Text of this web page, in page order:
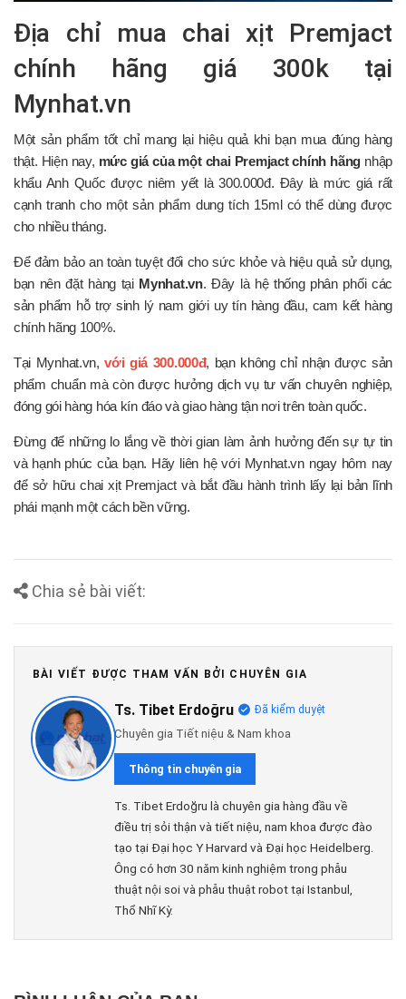
Địa chỉ mua chai xịt Premjact
chính hãng giá 300k tại
Mynhat.vn
Một sản phẩm tốt chỉ mang lại hiệu quả khi bạn mua đúng hàng
thật. Hiện nay, mức giá của một chai Premjact chính hãng nhập
khẩu Anh Quốc được niêm yết là 300.000đ. Đây là mức giá rất
cạnh tranh cho một sản phẩm dung tích 15ml có thể dùng được
cho nhiều tháng.
Để đảm bảo an toàn tuyệt đối cho sức khỏe và hiệu quả sử dụng,
bạn nên đặt hàng tại Mynhat.vn. Đây là hệ thống phân phối các
sản phẩm hỗ trợ sinh lý nam giới uy tín hàng đầu, cam kết hàng
chính hãng 100%.
Tại Mynhat.vn,với giá 300.000đ, bạn không chỉ nhận được sản
phẩm chuẩn mà còn được hưởng dịch vụ tư vấn chuyên nghiệp,
đóng gói hàng hóa kín đáo và giao hàng tận nơi trên toàn quốc.
Đừng để những lo lắng về thời gian làm ảnh hưởng đến sự tự tin
và hạnh phúc của bạn. Hãy liên hệ với Mynhat.vn ngay hôm nay
để sở hữu chai xịt Premjact và bắt đầu hành trình lấy lại bản lĩnh
phái mạnh một cách bền vững.
Chia sẻ bài viết:
BÀI VIẾT ĐƯỢC THAM VẤN BỞI CHUYÊN GIA
Ts. Tibet Erdoğru Đã kiểm duyệt
Chuyên gia Tiết niệu & Nam khoa
Thông tin chuyên gia
Ts. Tibet Erdoğru là chuyên gia hàng đầu về
điều trị sỏi thận và tiết niệu, nam khoa được đào
tạo tại Đại học Y Harvard và Đại học Heidelberg.
Ông có hơn 30 năm kinh nghiệm trong phẫu
thuật nội soi và phẫu thuật robot tại Istanbul,
Thổ Nhĩ Kỳ.